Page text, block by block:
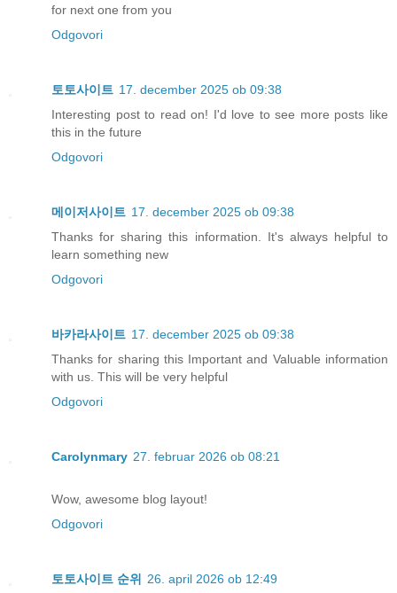
for next one from you
Odgovori
토토사이트 17. december 2025 ob 09:38
Interesting post to read on! I'd love to see more posts like
this in the future
Odgovori
메이저사이트 17. december 2025 ob 09:38
Thanks for sharing this information. It's always helpful to
learn something new
Odgovori
바카라사이트 17. december 2025 ob 09:38
Thanks for sharing this Important and Valuable information
with us. This will be very helpful
Odgovori
Carolynmary 27. februar 2026 ob 08:21
Wow, awesome blog layout!
Odgovori
토토사이트 순위 26. april 2026 ob 12:49